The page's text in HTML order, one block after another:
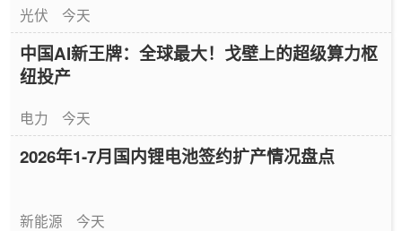
光伏 今天
中国AI新王牌：全球最大！戈壁上的超级算力枢
纽投产
电力 今天
2026年1-7月国内锂电池签约扩产情况盘点
新能源 今天